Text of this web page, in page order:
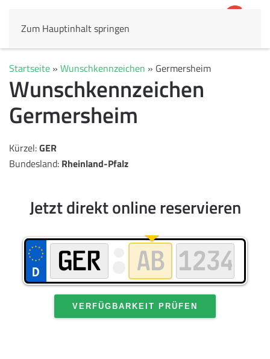
Zum Hauptinhalt springen
Startseite » Wunschkennzeichen » Germersheim
Wunschkennzeichen
Germersheim
Kürzel:GER
Bundesland: Rheinland-Pfalz
Jetzt direkt online reservieren
VERFÜGBARKEIT PRÜFEN